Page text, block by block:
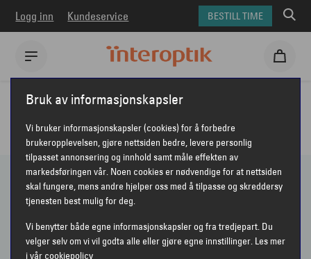
Logg inn Kundeservice BESTILL TIME
Interoptik Briller Briller for dame
BRILLER - DAME
306 PRODUKTER
Vis bare nyheter
Bruk av informasjonskapsler
Vi bruker informasjonskapsler (cookies) for å forbedre
brukeropplevelsen, gjøre nettsiden bedre, levere personlig
tilpasset annonsering og innhold samt måle effekten av
markedsføringen vår. Noen cookies er nødvendige for at nettsiden
skal fungere, mens andre hjelper oss med å tilpasse og skreddersy
tjenesten best mulig for deg.
Vi benytter både egne informasjonskapsler og fra tredjepart. Du
velger selv om vi vil godta alle eller gjøre egne innstillinger. Les mer
i vår cookiepolicy